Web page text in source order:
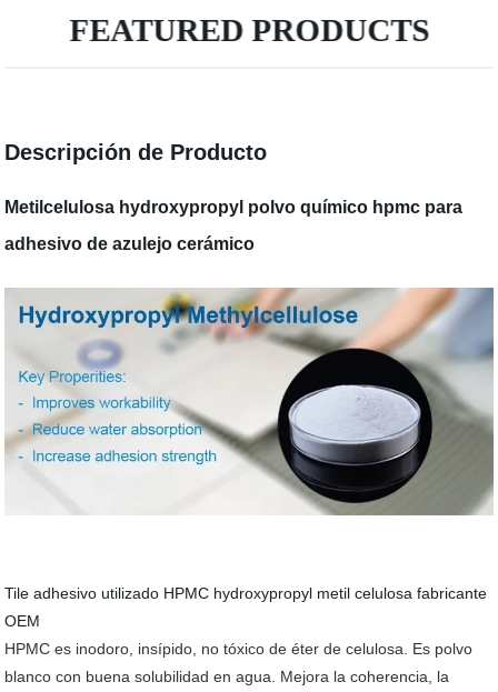
FEATURED PRODUCTS
Descripción de Producto
Metilcelulosa hydroxypropyl polvo químico hpmc para
adhesivo de azulejo cerámico
Tile adhesivo utilizado HPMC hydroxypropyl metil celulosa fabricante
OEM
HPMC es inodoro, insípido, no tóxico de éter de celulosa. Es polvo
blanco con buena solubilidad en agua. Mejora la coherencia, la